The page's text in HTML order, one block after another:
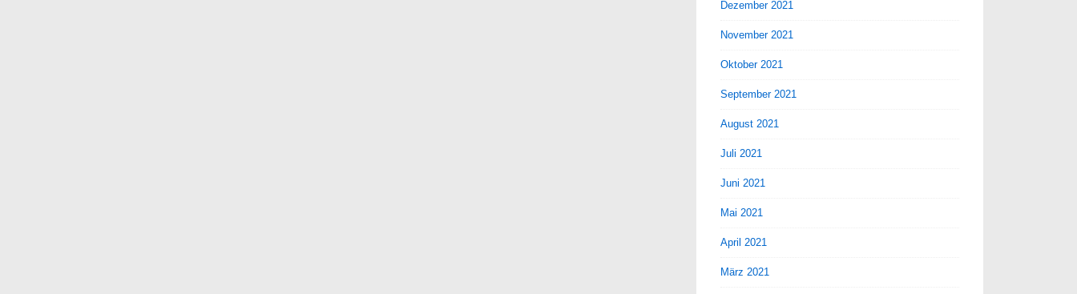
Dezember 2021
November 2021
Oktober 2021
September 2021
August 2021
Juli 2021
Juni 2021
Mai 2021
April 2021
März 2021